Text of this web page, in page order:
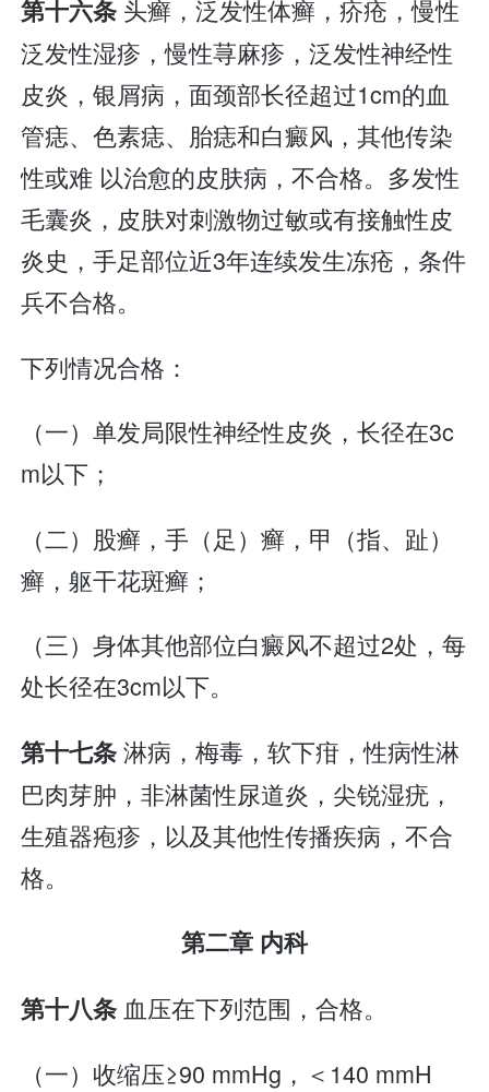
第十六条 头癣，泛发性体癣，疥疮，慢性
泛发性湿疹，慢性荨麻疹，泛发性神经性
皮炎，银屑病，面颈部长径超过1cm的血
管痣、色素痣、胎痣和白癜风，其他传染
性或难 以治愈的皮肤病，不合格。多发性
毛囊炎，皮肤对刺激物过敏或有接触性皮
炎史，手足部位近3年连续发生冻疮，条件
兵不合格。
下列情况合格：
（一）单发局限性神经性皮炎，长径在3c
m以下；
（二）股癣，手（足）癣，甲（指、趾）
癣，躯干花斑癣；
（三）身体其他部位白癜风不超过2处，每
处长径在3cm以下。
第十七条淋病，梅毒，软下疳，性病性淋
巴肉芽肿，非淋菌性尿道炎，尖锐湿疣，
生殖器疱疹，以及其他性传播疾病，不合
格。
第二章 内科
第十八条 血压在下列范围，合格。
（一）收缩压≥90 mmHg，＜140 mmH